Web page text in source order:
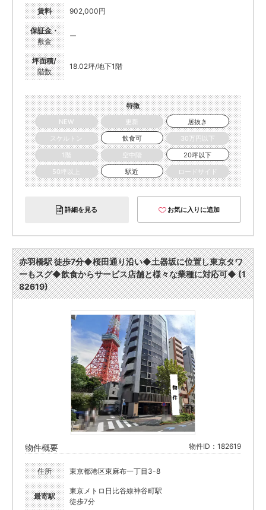
賃料 902,000円
保証金・
敷金
ー
坪面積/
階数
18.02坪/地下1階
特徴
NEW
更新
居抜き
スケルトン
飲食可
30万円以下
1階
空中階
20坪以下
50坪以上
駅近 ロードサイド
詳細を見る お気に入りに追加
赤羽橋駅 徒歩7分◆桜田通り沿い◆土器坂に位置し東京タワ
ーもスグ◆飲食からサービス店舗と様々な業種に対応可◆ (1
82619)
物件概要 物件ID：182619
住所 東京都港区東麻布一丁目3-8
最寄駅
東京メトロ日比谷線神谷町駅
徒歩7分